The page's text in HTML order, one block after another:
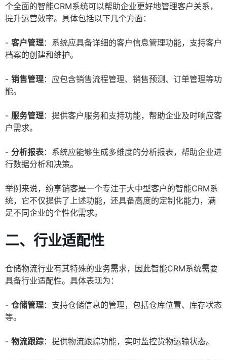
个全面的智能CRM系统可以帮助企业更好地管理客户关系，
提升运营效率。具体包括以下几个方面：
- 客户管理：系统应具备详细的客户信息管理功能，支持客户
档案的创建和维护。
- 销售管理：应包含销售流程管理、销售预测、订单管理等功
能。
- 服务管理：提供客户服务和支持功能，帮助企业及时响应客
户需求。
- 分析报表：系统应能够生成多维度的分析报表，帮助企业进
行数据分析和决策。
举例来说，纷享销客是一个专注于大中型客户的智能CRM系
统，它不仅提供了上述功能，还具备高度的定制化能力，满
足不同企业的个性化需求。
二、行业适配性
仓储物流行业有其特殊的业务需求，因此智能CRM系统需要
具备行业适配性。具体表现为：
- 仓储管理：支持仓储信息的管理，包括仓库位置、库存状态
等。
- 物流跟踪：提供物流跟踪功能，实时监控货物运输状态。